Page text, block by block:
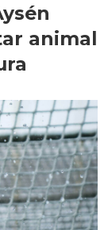
animal